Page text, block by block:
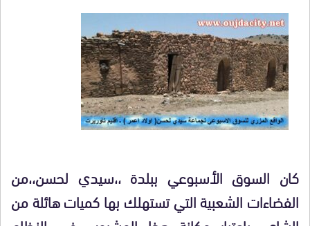
كان السوق الأسبوعي ببلدة ،،سيدي لحسن،،من
الفضاءات الشعبية التي تستهلك بها كميات هائلة من